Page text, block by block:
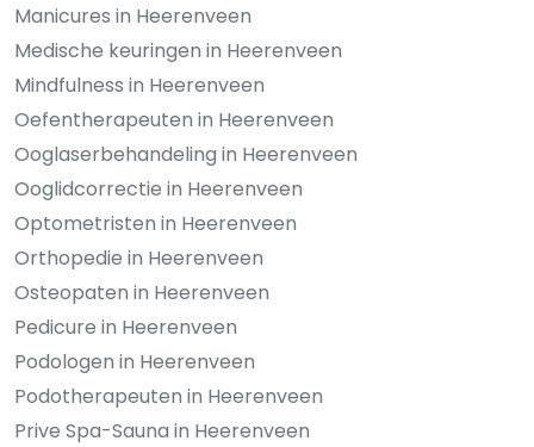
Manicures in Heerenveen
Medische keuringen in Heerenveen
Mindfulness in Heerenveen
Oefentherapeuten in Heerenveen
Ooglaserbehandeling in Heerenveen
Ooglidcorrectie in Heerenveen
Optometristen in Heerenveen
Orthopedie in Heerenveen
Osteopaten in Heerenveen
Pedicure in Heerenveen
Podologen in Heerenveen
Podotherapeuten in Heerenveen
Prive Spa-Sauna in Heerenveen